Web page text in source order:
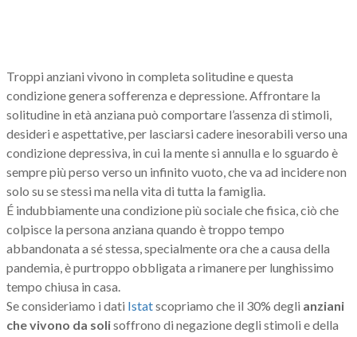
Troppi anziani vivono in completa solitudine e questa
condizione genera sofferenza e depressione. Affrontare la
solitudine in età anziana può comportare l’assenza di stimoli,
desideri e aspettative, per lasciarsi cadere inesorabili verso una
condizione depressiva, in cui la mente si annulla e lo sguardo è
sempre più perso verso un infinito vuoto, che va ad incidere non
solo su se stessi ma nella vita di tutta la famiglia.
É indubbiamente una condizione più sociale che fisica, ciò che
colpisce la persona anziana quando è troppo tempo
abbandonata a sé stessa, specialmente ora che a causa della
pandemia, è purtroppo obbligata a rimanere per lunghissimo
tempo chiusa in casa.
Se consideriamo i dati Istatscopriamo che il 30% degli anziani
che vivono da solisoffrono di negazione degli stimoli e della